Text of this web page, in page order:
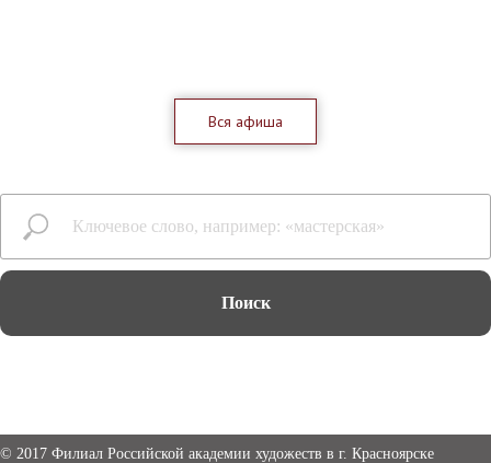
Вся афиша
Поиск
© 2017 Филиал Российской академии художеств в г. Красноярске